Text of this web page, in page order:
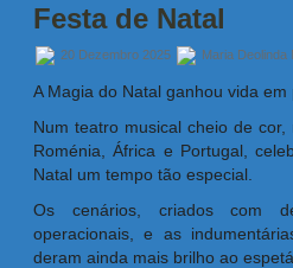
Festa de Natal
20 Dezembro 2025 Maria Deolinda
A Magia do Natal ganhou vida em
Num teatro musical cheio de
Roménia, África e Portugal,
Natal um tempo tão especial.
Os cenários, criados com
operacionais, e as
deram ainda mais brilho ao